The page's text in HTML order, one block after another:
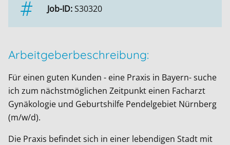
Job-ID:S30320
Arbeitgeberbeschreibung:
Für einen guten Kunden - eine Praxis in Bayern- suche
ich zum nächstmöglichen Zeitpunkt einen Facharzt
Gynäkologie und Geburtshilfe Pendelgebiet Nürnberg
(m/w/d).
Die Praxis befindet sich in einer lebendigen Stadt mit